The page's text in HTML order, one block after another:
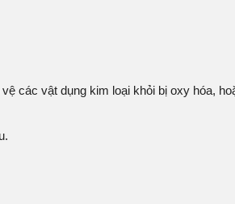
các vật dụng kim loại khỏi bị oxy hóa,